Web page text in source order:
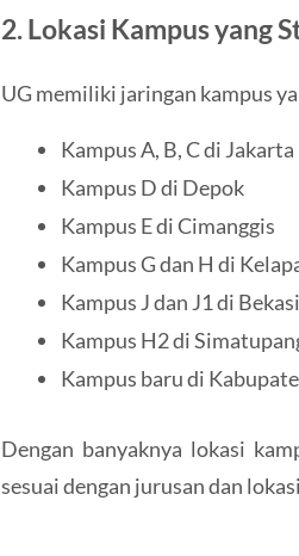
2.Lokasi Kampus yang
UG memiliki jaringan kampus
Kampus A, B, C di
Kampus D di Depok
Kampus E di Cimanggis
Kampus G dan H di
Kampus J dan J1 di Bekasi
Kampus H2 di
Kampus baru di
Dengan banyaknya lokasi
sesuai dengan jurusan dan